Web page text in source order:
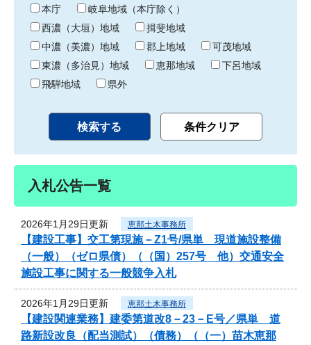
わ
り
本庁
岐阜地域（本庁除く）
西濃（大垣）地域
揖斐地域
中濃（美濃）地域
郡上地域
可茂地域
東濃（多治見）地域
恵那地域
下呂地域
飛騨地域
県外
入札公告一覧
2026年1月29日更新 恵那土木事務所
【建設工事】交工第現施－Z1号/県単 現道施設整備
（一般）（ゼロ県債）（（国）257号 他）交通安全
施設工事に関する一般競争入札
2026年1月29日更新 恵那土木事務所
【建設関連業務】建委第道改8－23－E号／県単 道
路新設改良（配当測試）（債務）（（一）苗木恵那